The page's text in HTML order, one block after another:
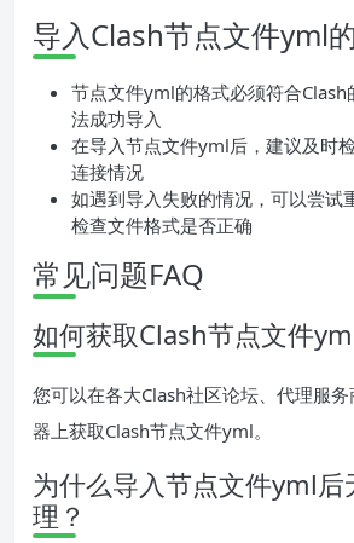
导入Clash节点文件yml
节点文件yml的格式必须符合Clash
法成功导入
在导入节点文件yml后，建议及时
连接情况
如遇到导入失败的情况，可以尝试
检查文件格式是否正确
常见问题FAQ
如何获取Clash节点文件
您可以在各大Clash社区论坛、代理服
器上获取Clash节点文件yml。
为什么导入节点文件yml后
理？